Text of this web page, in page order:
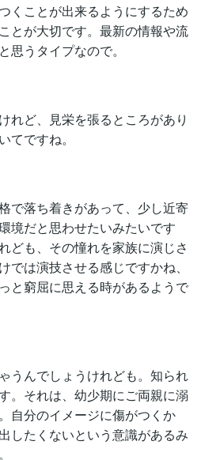
くことが出来るようにするため
とが大切です。最新の情報や流
思うタイプなので。
れど、見栄を張るところがあり
てですね。
で落ち着きがあって、少し近寄
境だと思わせたいみたいです
ども、その憧れを家族に演じさ
では演技させる感じですかね、
と窮屈に思える時があるようで
うんでしょうけれども。知られ
。それは、幼少期にご両親に溺
自分のイメージに傷がつくか
したくないという意識があるみ